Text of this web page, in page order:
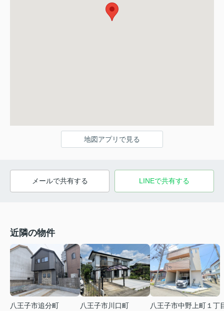
地図アプリで見る
メールで共有する LINEで共有する
近隣の物件
八王子市追分町
八王子市川口町
八王子市中野上町１丁